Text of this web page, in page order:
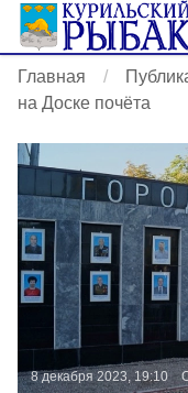
Главная
на Доске почёта
8 декабря 2023, 19:10